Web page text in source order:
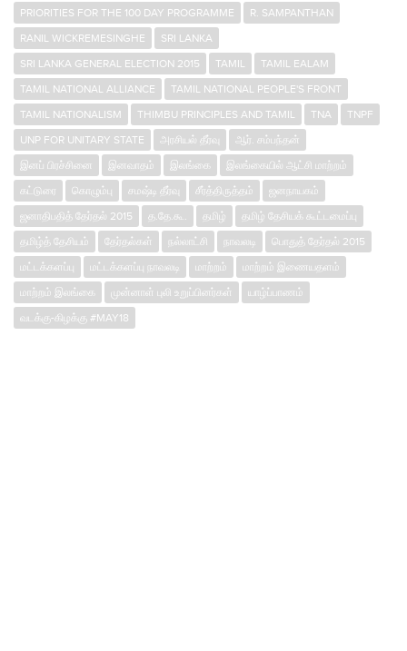
PRIORITIES FOR THE 100 DAY PROGRAMME
R. SAMPANTHAN
RANIL WICKREMESINGHE
SRI LANKA
SRI LANKA GENERAL ELECTION 2015
TAMIL
TAMIL EALAM
TAMIL NATIONAL ALLIANCE
TAMIL NATIONAL PEOPLE'S FRONT
TAMIL NATIONALISM
THIMBU PRINCIPLES AND TAMIL TNA
TNPF
UNP FOR UNITARY STATE
அரசியல் தீர்வு
ஆர். சம்பந்தன்
இனப் பிரச்சினை
இனவாதம் இலங்கை
இலங்கையில் ஆட்சி மாற்றம்
கட்டுரை
கொழும்பு சமஷ்டி தீர்வு சீர்த்திருத்தம்
ஜனநாயகம்
ஜனாதிபதித் தேர்தல் 2015
த.தே.கூ. தமிழ்
தமிழ் தேசியக் கூட்டமைப்பு
தமிழ்த் தேசியம்
தேர்தல்கள் நல்லாட்சி நாவலடி
பொதுத் தேர்தல் 2015
மட்டக்களப்பு
மட்டக்களப்பு நாவலடி மாற்றம்
மாற்றம் இணையதளம்
மாற்றம் இலங்கை
முன்னாள் புலி உறுப்பினர்கள்
யாழ்ப்பாணம்
வடக்கு-கிழக்கு #MAY18